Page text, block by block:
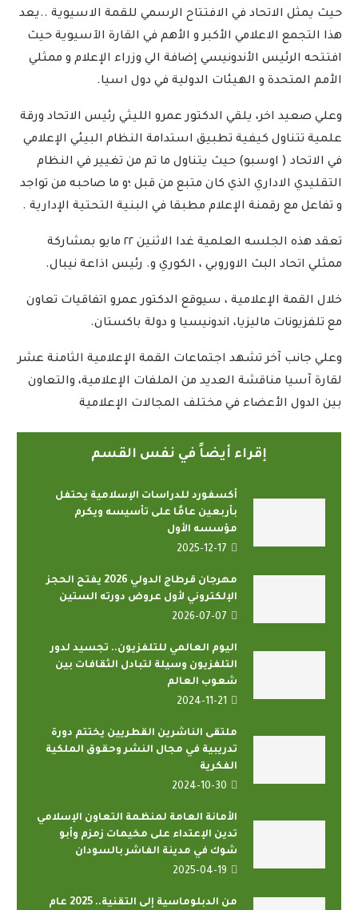
حيث يمثل الاتحاد في الافتتاح الرسمي للقمة الاسيوية ..يعد
هذا التجمع الاعلامي الأكبر و الأهم في القارة الآسيوية حيث
افتتحه الرئيس الأندونيسي إضافة الي وزراء الإعلام و ممثلي
الأمم المتحدة و الهيئات الدولية في دول اسيا.
وعلي صعيد اخر، يلقي الدكتور عمرو الليثي رئيس الاتحاد ورقة
علمية تتناول كيفية تطبيق استدامة النظام البيئي الإعلامي
في الاتحاد ( اوسبو) حيث يتناول ما تم من تغيير في النظام
التقليدي الاداري الذي كان متبع من قبل ؛و ما صاحبه من تواجد
و تفاعل مع رقمنة الإعلام مطبقا في البنية التحتية الإدارية .
تعقد هذه الجلسه العلمية غدا الاثنين ٢٢ مايو بمشاركة
ممثلي اتحاد البث الاوروبي ، الكوري و. رئيس اذاعة نيبال.
خلال القمة الإعلامية ، سيوقع الدكتور عمرو اتفاقيات تعاون
مع تلفزيونات ماليزيا، اندونيسيا و دولة باكستان.
وعلي جانب آخر تشهد اجتماعات القمة الإعلامية الثامنة عشر
لقارة آسيا مناقشة العديد من الملفات الإعلامية، والتعاون
بين الدول الأعضاء في مختلف المجالات الإعلامية
إقراء أيضاً في نفس القسم
أكسفورد للدراسات الإسلامية يحتفل
بأربعين عامًا على تأسيسه ويكرم
مؤسسه الأول
2025-12-17
مهرجان قرطاج الدولي 2026 يفتح الحجز
الإلكتروني لأول عروض دورته الستين
2026-07-07
اليوم العالمي للتلفزيون.. تجسيد لدور
التلفزيون وسيلة لتبادل الثقافات بين
شعوب العالم
2024-11-21
ملتقى الناشرين القطريين يختتم دورة
تدريبية في مجال النشر وحقوق الملكية
الفكرية
2024-10-30
الأمانة العامة لمنظمة التعاون الإسلامي
تدين الإعتداء على مخيمات زمزم وأبو
شوك في مدينة الفاشر بالسودان
2025-04-19
من الدبلوماسية إلى التقنية.. 2025 عام